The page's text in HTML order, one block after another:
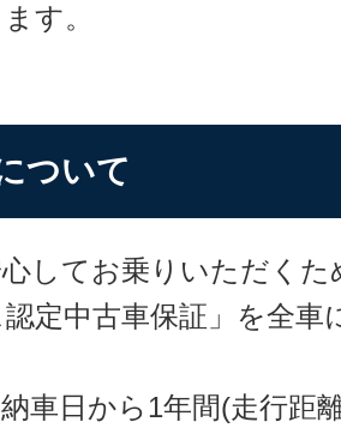
す。
ついて
してお乗りいただくた
認定中古車保証」を全
車日から1年間(走行距